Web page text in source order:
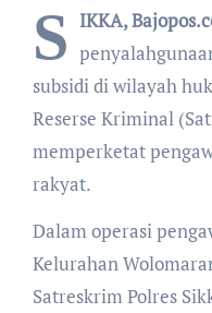
S IKKA,
subsidi di wilayah
Reserse Kriminal
memperketat
rakyat.
Dalam operasi
Kelurahan
Satreskrim Polres